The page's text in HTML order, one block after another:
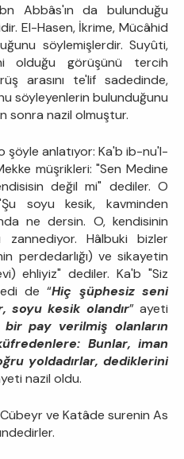
Abbâs'ın da bulunduğu
El-Hasen, İkrime, Mücâhid
söylemişlerdir. Suyûti,
olduğu görüşünü tercih
arasını te'lif sadedinde,
söyleyenlerin bulunduğunu
sonra nazil olmuştur.
anlatıyor: Ka'b ib-nu'l-
müşrikleri: "Sen Medine
değil mi" dediler. O
soyu kesik, kavminden
ne dersin. O, kendisinin
zannediyor. Hâlbuki bizler
perdedarlığı) ve sikayetin
ehliyiz" dediler. Ka'b "Siz
de “Hiç şüphesiz seni
soyu kesik olandır” ayeti
bir pay verilmiş olanların
Bunlar, iman
yoldadırlar, dediklerini
nazil oldu.
ve Katâde surenin As